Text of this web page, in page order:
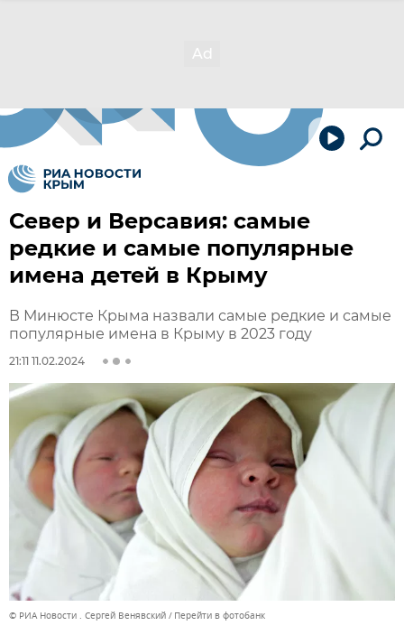
Север и Версавия: самые
редкие и самые популярные
имена детей в Крыму
В Минюсте Крыма назвали самые редкие и самые
популярные имена в Крыму в 2023 году
21:11 11.02.2024
© РИА Новости . Сергей Венявский Перейти в фотобанк